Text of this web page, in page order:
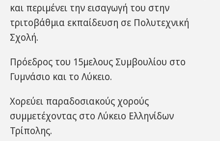
και περιμένει την εισαγωγή του στην
τριτοβάθμια εκπαίδευση σε Πολυτεχνική
Σχολή.
Πρόεδρος του 15μελους Συμβουλίου στο
Γυμνάσιο και το Λύκειο.
Χορεύει παραδοσιακούς χορούς
συμμετέχοντας στο Λύκειο Ελληνίδων
Τρίπολης.